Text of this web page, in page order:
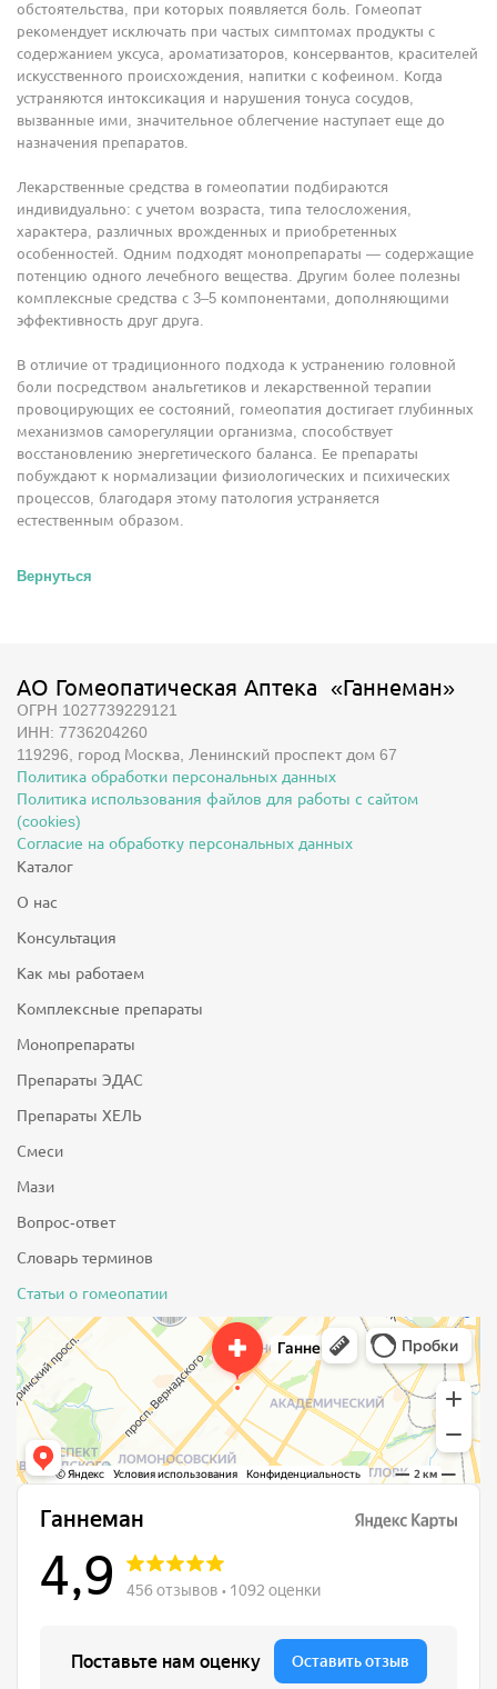
обстоятельства, при которых появляется боль. Гомеопат
рекомендует исключать при частых симптомах продукты с
содержанием уксуса, ароматизаторов, консервантов, красителей
искусственного происхождения, напитки с кофеином. Когда
устраняются интоксикация и нарушения тонуса сосудов,
вызванные ими, значительное облегчение наступает еще до
назначения препаратов.
Лекарственные средства в гомеопатии подбираются
индивидуально: с учетом возраста, типа телосложения,
характера, различных врожденных и приобретенных
особенностей. Одним подходят монопрепараты — содержащие
потенцию одного лечебного вещества. Другим более полезны
комплексные средства с 3–5 компонентами, дополняющими
эффективность друг друга.
В отличие от традиционного подхода к устранению головной
боли посредством анальгетиков и лекарственной терапии
провоцирующих ее состояний, гомеопатия достигает глубинных
механизмов саморегуляции организма, способствует
восстановлению энергетического баланса. Ее препараты
побуждают к нормализации физиологических и психических
процессов, благодаря этому патология устраняется
естественным образом.
Вернуться
АО Гомеопатическая Аптека «Ганнеман»
ОГРН 1027739229121
ИНН: 7736204260
119296, город Москва, Ленинский проспект дом 67
Политика обработки персональных данных
Политика использования файлов для работы с сайтом
(cookies)
Согласие на обработку персональных данных
Каталог
О нас
Консультация
Как мы работаем
Комплексные препараты
Монопрепараты
Препараты ЭДАС
Препараты ХЕЛЬ
Смеси
Мази
Вопрос-ответ
Словарь терминов
Статьи о гомеопатии